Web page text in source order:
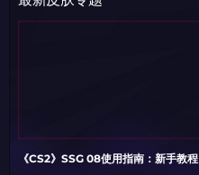
《CS2》SSG 08使用指南：新手教程